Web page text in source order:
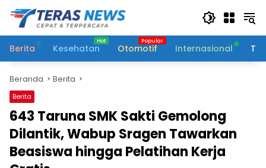
Langsung
konten
Berita
Kesehatan Otomotif Internasional
Beranda Berita
Berita
643 Taruna SMK Sakti Gemolong
Dilantik, Wabup Sragen Tawarkan
Beasiswa hingga Pelatihan Kerja